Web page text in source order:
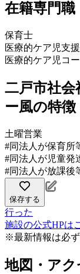
在籍専門職
保育士
医療的ケア児支
医療的ケア児コ
二戸市社会
ー風の特徴
土曜営業
#同法人が保育所
#同法人が児童発
#同法人が放課後
保存する
行った
施設の公式HPは
※最新情報は必
地図・アク